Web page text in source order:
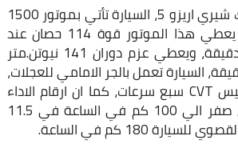
ننتقل الي قوة محرك شيري اريزو 5، السيارة تأتي بموتور 1500
سي سي 4 سلندر، يعطي هذا الموتور قوة 114 حصان عند
6150 لفه في كل دقيقة، ويعطي عزم دوران 141 نيوتن.متر
دقيقة، السيارة تعمل بالجر الامامي للعجلات،
والموتور موصل بفتيس CVT سبع سرعات، كما ان ارقام الاداء
الرسميه للسيارة من صفر الي 100 كم في الساعة في 11.5
180 كم في الساعة.